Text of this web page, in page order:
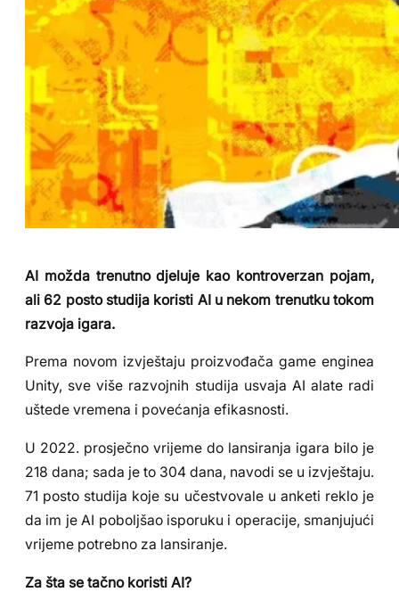
AI možda trenutno djeluje kao kontroverzan pojam,
ali 62 posto studija koristi AI u nekom trenutku tokom
razvoja igara.
Prema novom izvještaju proizvođača game enginea
Unity, sve više razvojnih studija usvaja AI alate radi
uštede vremena i povećanja efikasnosti.
U 2022. prosječno vrijeme do lansiranja igara bilo je
218 dana; sada je to 304 dana, navodi se u izvještaju.
71 posto studija koje su učestvovale u anketi reklo je
da im je AI poboljšao isporuku i operacije, smanjujući
vrijeme potrebno za lansiranje.
Za šta se tačno koristi AI?